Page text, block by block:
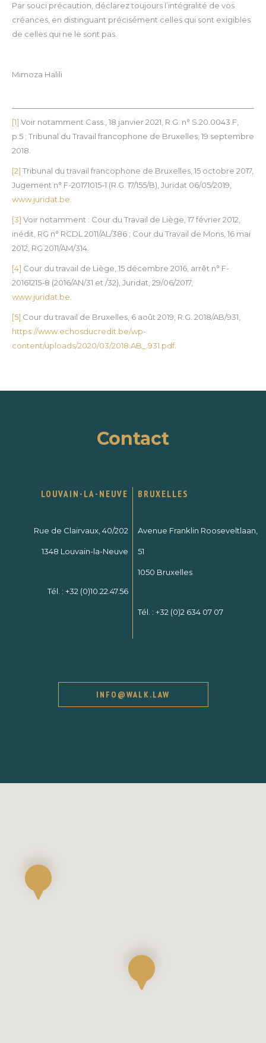
Par souci précaution, déclarez toujours l’intégralité de vos
créances, en distinguant précisément celles qui sont exigibles
de celles qui ne le sont pas.
Mimoza Halili
[1] Voir notamment Cass., 18 janvier 2021, R.G. n° S.20.0043.F,
p.5 ; Tribunal du Travail francophone de Bruxelles, 19 septembre
2018.
[2] Tribunal du travail francophone de Bruxelles, 15 octobre 2017,
Jugement n° F-20171015-1 (R.G. 17/155/B), Juridat 06/05/2019,
www.juridat.be
[3] Voir notamment : Cour du Travail de Liège, 17 février 2012,
inédit, RG n° RCDL 2011/AL/386 ; Cour du Travail de Mons, 16 mai
2012, RG 2011/AM/314.
[4] Cour du travail de Liège, 15 décembre 2016, arrêt n° F-
20161215-8 (2016/AN/31 et /32), Juridat, 29/06/2017,
www.juridat.be
[5] Cour du travail de Bruxelles, 6 août 2019, R.G. 2018/AB/931,
https://www.echosducredit.be/wp-
content/uploads/2020/03/2018.AB_.931.pdf.
Contact
LOUVAIN-LA-NEUVE
Rue de Clairvaux, 40/202
1348 Louvain-la-Neuve
Tél. : +32 (0)10.22.47.56
BRUXELLES
Avenue Franklin Rooseveltlaan,
51
1050 Bruxelles
Tél. : +32 (0)2 634 07 07
INFO@WALK.LAW